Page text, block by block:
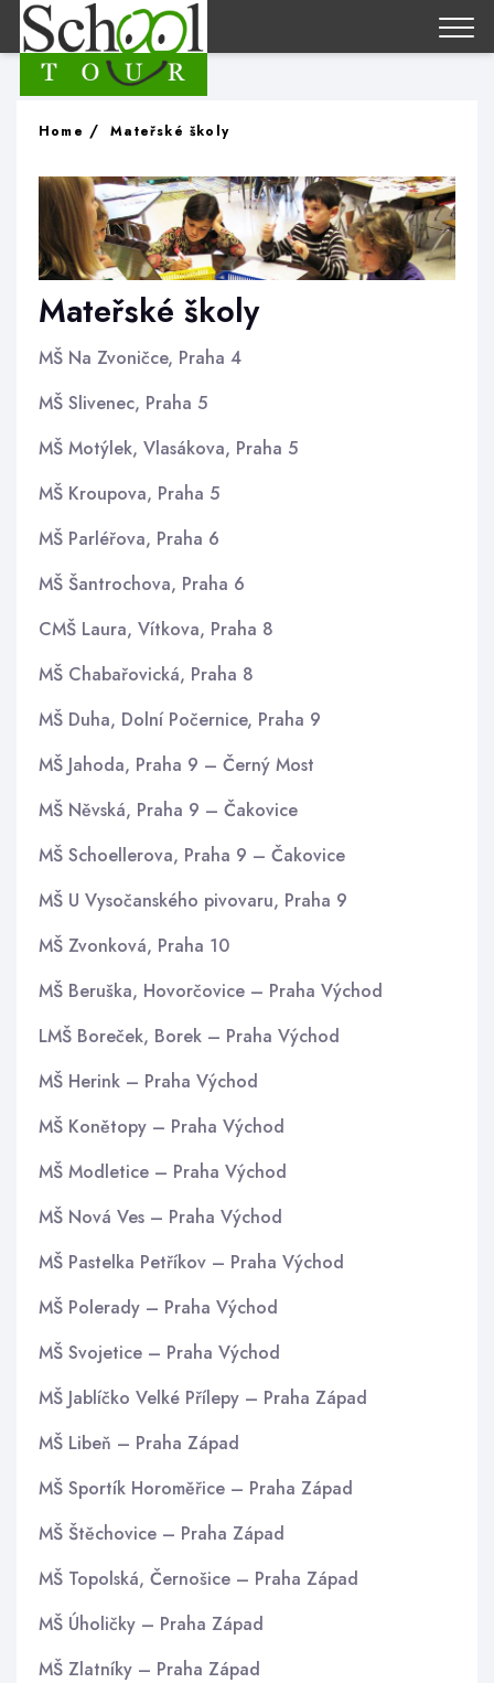
Home Mateřské školy
Mateřské školy
MŠ Na Zvoničce, Praha 4
MŠ Slivenec, Praha 5
MŠ Motýlek, Vlasákova, Praha 5
MŠ Kroupova, Praha 5
MŠ Parléřova, Praha 6
MŠ Šantrochova, Praha 6
CMŠ Laura, Vítkova, Praha 8
MŠ Chabařovická, Praha 8
MŠ Duha, Dolní Počernice, Praha 9
MŠ Jahoda, Praha 9 – Černý Most
MŠ Něvská, Praha 9 – Čakovice
MŠ Schoellerova, Praha 9 – Čakovice
MŠ U Vysočanského pivovaru, Praha 9
MŠ Zvonková, Praha 10
MŠ Beruška, Hovorčovice – Praha Východ
LMŠ Boreček, Borek – Praha Východ
MŠ Herink – Praha Východ
MŠ Konětopy – Praha Východ
MŠ Modletice – Praha Východ
MŠ Nová Ves – Praha Východ
MŠ Pastelka Petříkov – Praha Východ
MŠ Polerady – Praha Východ
MŠ Svojetice – Praha Východ
MŠ Jablíčko Velké Přílepy – Praha Západ
MŠ Libeň – Praha Západ
MŠ Sportík Horoměřice – Praha Západ
MŠ Štěchovice – Praha Západ
MŠ Topolská, Černošice – Praha Západ
MŠ Úholičky – Praha Západ
MŠ Zlatníky – Praha Západ